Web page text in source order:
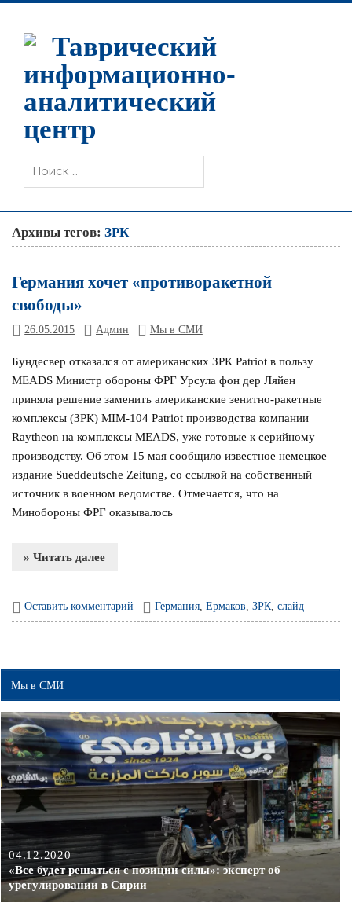
Таврический
информационно-
аналитический
центр
Архивы тегов:ЗРК
Германия хочет «противоракетной
свободы»
26.05.2015 Админ Мы в СМИ
Бундесвер отказался от американских ЗРК Patriot в пользу
MEADS Министр обороны ФРГ Урсула фон дер Ляйен
приняла решение заменить американские зенитно-ракетные
комплексы (ЗРК) MIM-104 Patriot производства компании
Raytheon на комплексы MEADS, уже готовые к серийному
производству. Об этом 15 мая сообщило известное немецкое
издание Sueddeutsche Zeitung, со ссылкой на собственный
источник в военном ведомстве. Отмечается, что на
Минобороны ФРГ оказывалось
» Читать далее
Оставить комментарий Германия ,Ермаков ,ЗРК ,слайд
Мы в СМИ
04.12.2020
«Все будет решаться с позиции силы»: эксперт об
урегулировании в Сирии